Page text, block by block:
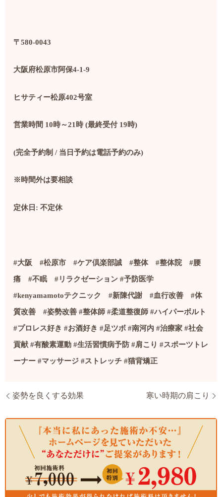
〒580-0043
大阪府松原市阿保4-1-9
ヒサティー松原402号室
営業時間 10時～21時 (最終受付19時)
(完全予約制 / 当日予約は電話予約のみ)
※時間外は要相談
定休日 :不定休
#大阪#松原市#ケア倶楽部誠#整体#整体院#腰
痛#不眠#リラクゼーション #予防医学
#kenyamamotoテクニック#新陳代謝#血行改善#体
質改善#姿勢改善 #整体師 #柔道整復師 #ハイパーボルト
#プロレス好き #お酒好き #足ツボ #南河内 #治療家 #社会
貢献 #有酸素運動 #生活習慣病予防 #肩こり #スポーツトレ
ーナー #マッサージ #ストレッチ #猫背矯正
姿勢を良くする効果 寒い時期の肩こり